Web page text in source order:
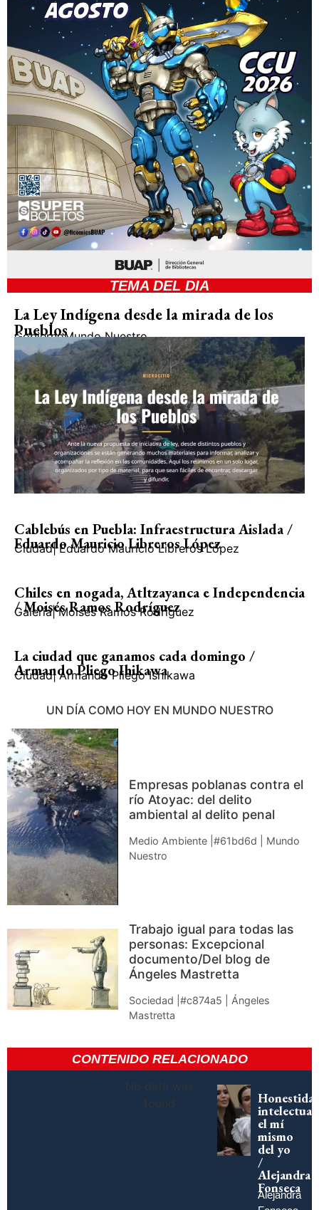
TEMA DEL DIA
La Ley Indígena desde la mirada de los
Pueblos
GobiernoMundo Nuestro
Cablebús en Puebla: Infraestructura Aislada /
Eduardo Mauricio Libreros López
Ciudad| Eduardo Mauricio Libreros López
Chiles en nogada, Atltzayanca e Independencia
/ Moisés Ramos Rodríguez
Galería| Moisés Ramos Rodríguez
La ciudad que ganamos cada domingo /
Armando Pliego Ihikawa
Ciudad| Armando Pliego Ishikawa
UN DÍA COMO HOY EN MUNDO NUESTRO
Empresas poblanas contra el
río Atoyac: del delito
ambiental al delito penal
Medio Ambiente |#61bd6d | Mundo
Nuestro
Trabajo igual para todas las
personas: Excepcional
documento/Del blog de
Ángeles Mastretta
Sociedad |#c874a5 | Ángeles
Mastretta
CONTENIDO RELACIONADO
No data was
found
intelectual:
el mí
mismo
del yo
/
Alejandra
Fonseca
Alejandra